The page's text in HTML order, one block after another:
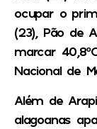
ocupar o
(23), Pão de
marcar
Nacional de
Além de
alagoanas